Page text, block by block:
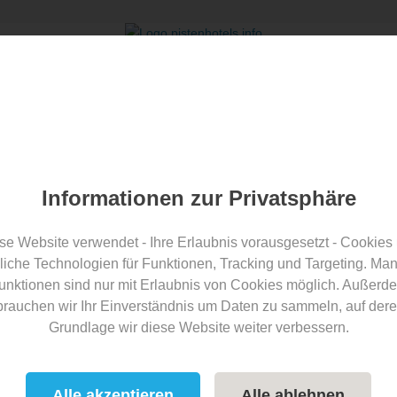
pistenhotels.info Blog
über tolle Hotels an der Skipiste und gibt laufend Tipps zu
Informationen zur Privatsphäre
Website verwendet - Ihre Erlaubnis vorausgesetzt - Cookies
Technologien für Funktionen, Tracking und Targeting.
sind nur mit Erlaubnis von Cookies möglich.
wir Ihr Einverständnis um Daten zu sammeln, auf
Grundlage wir diese Website weiter verbessern.